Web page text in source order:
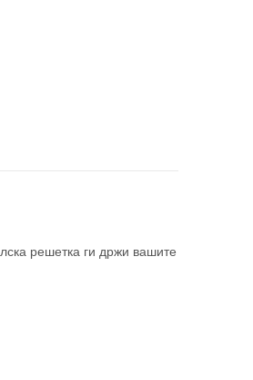
решетка ги држи вашите